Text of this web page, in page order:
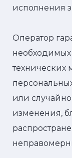
исполнения
Оператор
необходимых
технических
или
изменения,